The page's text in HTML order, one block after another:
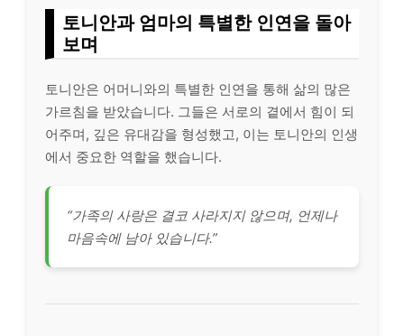
토니안과 엄마의 특별한 인연을 돌아
보며
토니안은 어머니와의 특별한 인연을 통해 삶의 많은
가르침을 받았습니다. 그들은 서로의 곁에서 힘이 되
어주며, 깊은 유대감을 형성했고, 이는 토니안의 인생
에서 중요한 역할을 했습니다.
“가족의 사랑은 결코 사라지지 않으며, 언제나
마음속에 남아 있습니다.”